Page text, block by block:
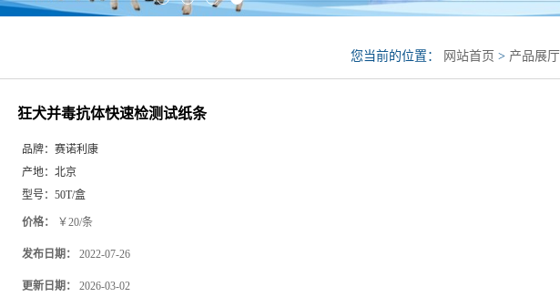
您当前的位置： 网站首页 > 产品展厅
狂犬并毒抗体快速检测试纸条
品牌： 赛诺利康
产地： 北京
型号： 50T/盒
价格： ￥20/条
发布日期： 2022-07-26
更新日期： 2026-03-02